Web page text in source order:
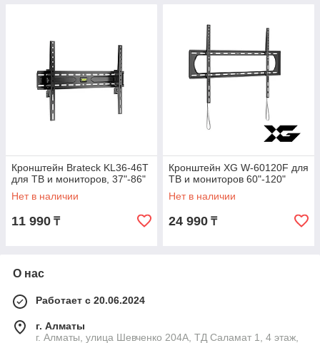
Кронштейн Brateck KL36-46T
для ТВ и мониторов, 37"-86"
Нет в наличии
11 990 ₸
Кронштейн XG W-60120F для
ТВ и мониторов 60"-120"
Нет в наличии
24 990 ₸
О нас
Работает с 20.06.2024
г. Алматы
г. Алматы, улица Шевченко 204А, ТД Саламат 1, 4 этаж,